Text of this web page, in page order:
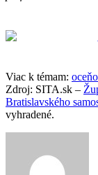
Viac k témam:
Zdroj: SITA.sk –
Bratislavského
vyhradené.